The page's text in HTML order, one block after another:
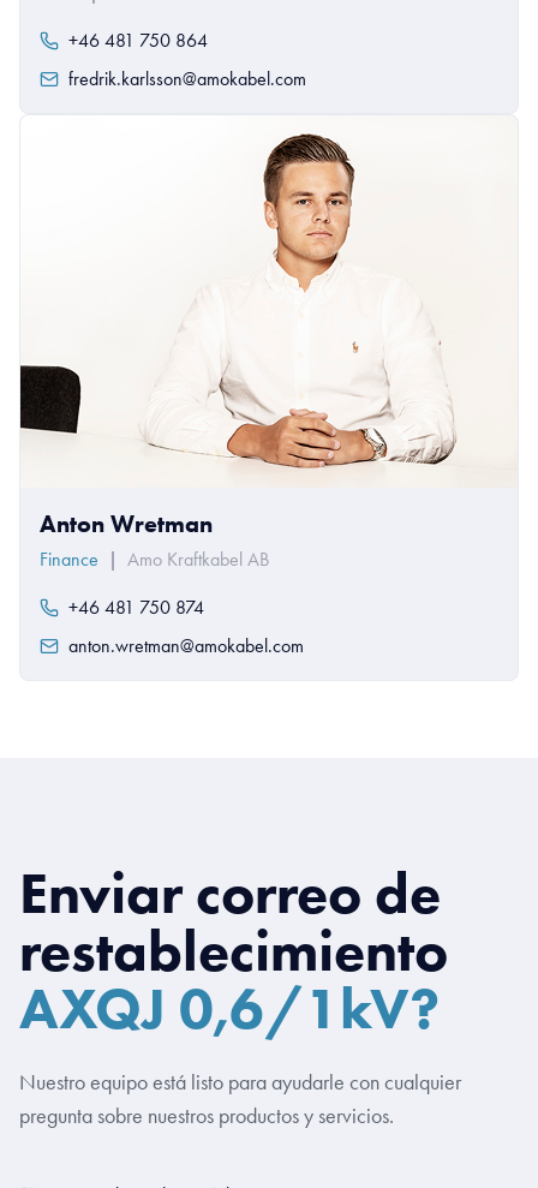
+46 481 750 864
fredrik.karlsson@amokabel.com
Anton Wretman
Finance | Amo Kraftkabel AB
+46 481 750 874
anton.wretman@amokabel.com
Enviar correo de
restablecimiento
AXQJ 0,6/1kV?
Nuestro equipo está listo para ayudarle con cualquier
pregunta sobre nuestros productos y servicios.